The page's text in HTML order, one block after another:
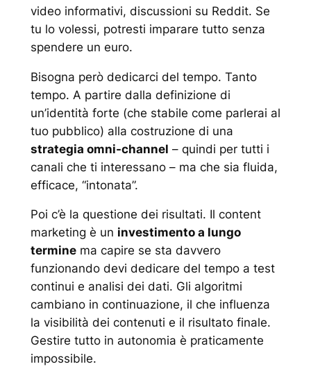
video informativi, discussioni su Reddit. Se
tu lo volessi, potresti imparare tutto senza
spendere un euro.
Bisogna però dedicarci del tempo. Tanto
tempo. A partire dalla definizione di
un’identità forte (che stabile come parlerai al
tuo pubblico) alla costruzione di una
strategia omni-channel – quindi per tutti i
canali che ti interessano – ma che sia fluida,
efficace, “intonata”.
Poi c’è la questione dei risultati. Il content
marketing è un investimento a lungo
terminema capire se sta davvero
funzionando devi dedicare del tempo a test
continui e analisi dei dati. Gli algoritmi
cambiano in continuazione, il che influenza
la visibilità dei contenuti e il risultato finale.
Gestire tutto in autonomia è praticamente
impossibile.